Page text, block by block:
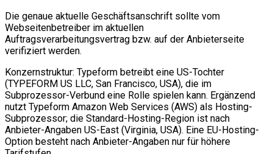
Die genaue aktuelle Geschäftsanschrift sollte vom
Webseitenbetreiber im aktuellen
Auftragsverarbeitungsvertrag bzw. auf der Anbieterseite
verifiziert werden.
Konzernstruktur: Typeform betreibt eine US-Tochter
(TYPEFORM US LLC, San Francisco, USA), die im
Subprozessor-Verbund eine Rolle spielen kann. Ergänzend
nutzt Typeform Amazon Web Services (AWS) als Hosting-
Subprozessor; die Standard-Hosting-Region ist nach
Anbieter-Angaben US-East (Virginia, USA). Eine EU-Hosting-
Option besteht nach Anbieter-Angaben nur für höhere